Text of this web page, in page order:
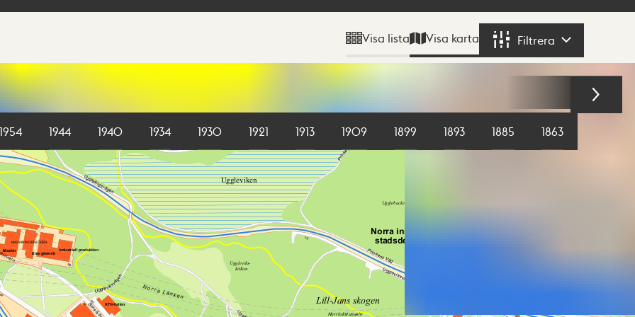
Visa lista Visa karta Filtrera
1954 1944 1940 1934 1930 1921 1913 1909 1899 1893 1885 1863